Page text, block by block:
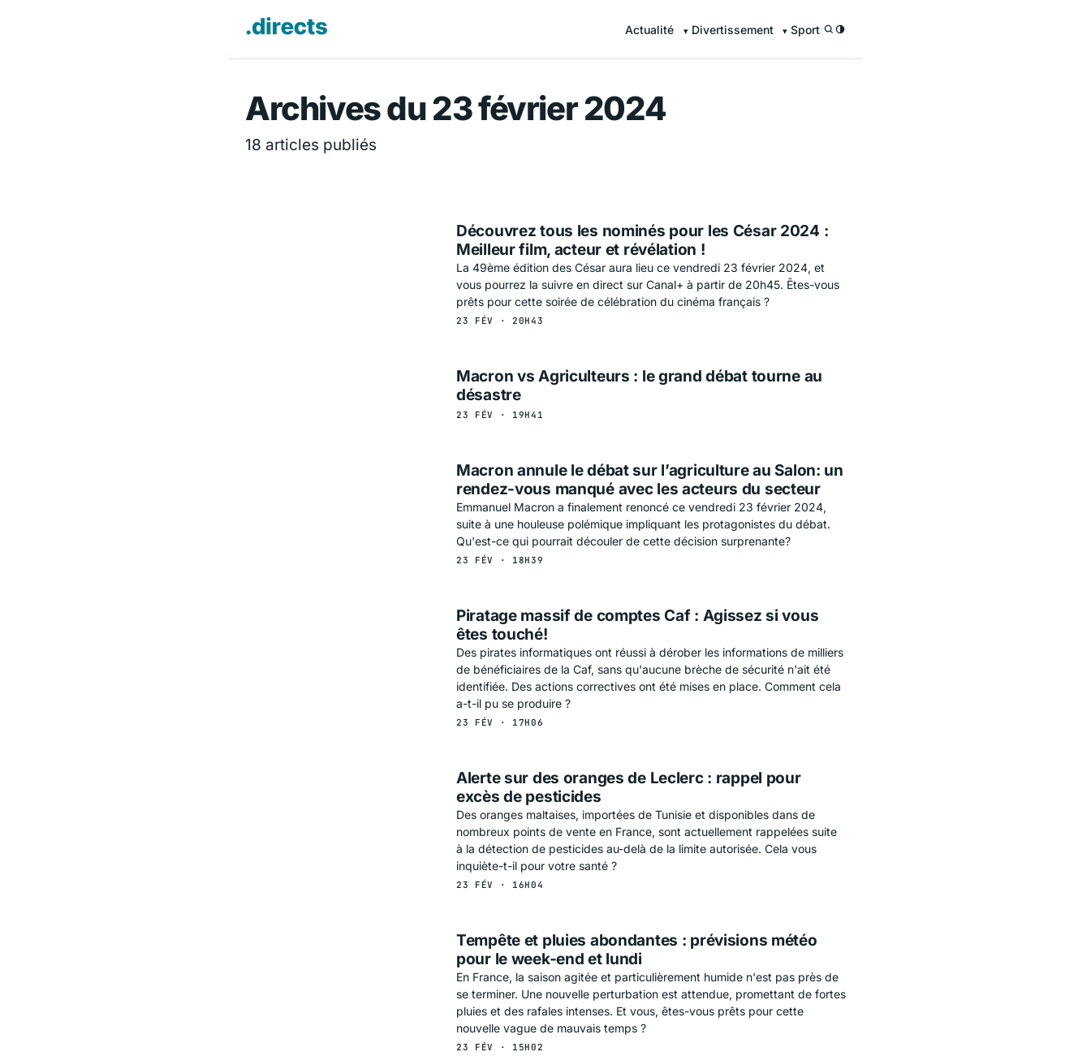
Directs.fr — Information en continu
Actualité Divertissement Sport/
Archives du 23 février 2024
18 articles publiés
Découvrez tous les nominés pour les César 2024 :
Meilleur film, acteur et révélation !
La 49ème édition des César aura lieu ce vendredi 23 février 2024, et
vous pourrez la suivre en direct sur Canal+ à partir de 20h45. Êtes-vous
prêts pour cette soirée de célébration du cinéma français ?
23 FÉV · 20H43
Macron vs Agriculteurs : le grand débat tourne au
désastre
23 FÉV · 19H41
Macron annule le débat sur l’agriculture au Salon: un
rendez-vous manqué avec les acteurs du secteur
Emmanuel Macron a finalement renoncé ce vendredi 23 février 2024,
suite à une houleuse polémique impliquant les protagonistes du débat.
Qu'est-ce qui pourrait découler de cette décision surprenante?
23 FÉV · 18H39
Piratage massif de comptes Caf : Agissez si vous
êtes touché!
Des pirates informatiques ont réussi à dérober les informations de milliers
de bénéficiaires de la Caf, sans qu'aucune brèche de sécurité n'ait été
identifiée. Des actions correctives ont été mises en place. Comment cela
a-t-il pu se produire ?
23 FÉV · 17H06
Alerte sur des oranges de Leclerc : rappel pour
excès de pesticides
Des oranges maltaises, importées de Tunisie et disponibles dans de
nombreux points de vente en France, sont actuellement rappelées suite
à la détection de pesticides au-delà de la limite autorisée. Cela vous
inquiète-t-il pour votre santé ?
23 FÉV · 16H04
Tempête et pluies abondantes : prévisions météo
pour le week-end et lundi
En France, la saison agitée et particulièrement humide n'est pas près de
se terminer. Une nouvelle perturbation est attendue, promettant de fortes
pluies et des rafales intenses. Et vous, êtes-vous prêts pour cette
nouvelle vague de mauvais temps ?
23 FÉV · 15H02